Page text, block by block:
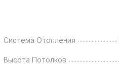
Система Отопления
Высота Потолков